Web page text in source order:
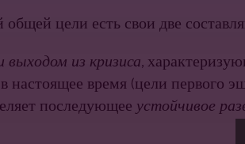
общей цели есть свои две
выходом из кризиса,
настоящее время (цели первого
последующееустойчивое